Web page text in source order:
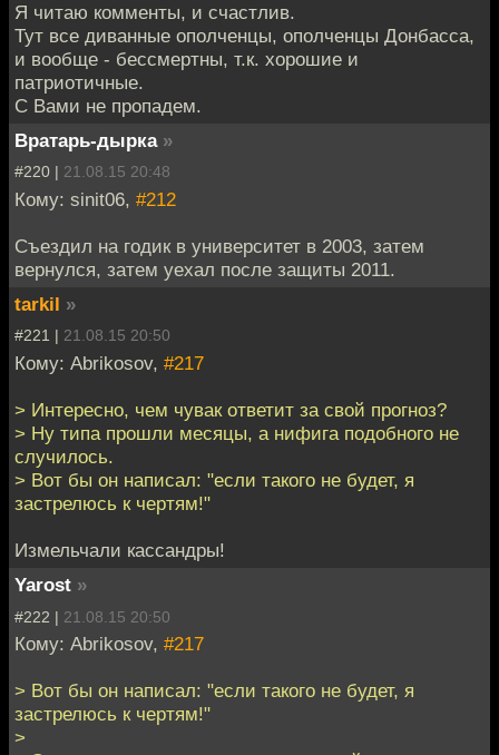
Я читаю комменты, и счастлив.
Тут все диванные ополченцы, ополченцы Донбасса,
и вообще - бессмертны, т.к. хорошие и
патриотичные.
С Вами не пропадем.
Вратарь-дырка »
#220 | 21.08.15 20:48
Кому: sinit06, #212
Съездил на годик в университет в 2003, затем
вернулся, затем уехал после защиты 2011.
tarkil »
#221 | 21.08.15 20:50
Кому: Abrikosov, #217
> Интересно, чем чувак ответит за свой прогноз?
> Ну типа прошли месяцы, а нифига подобного не
случилось.
> Вот бы он написал: "если такого не будет, я
застрелюсь к чертям!"
Измельчали кассандры!
Yarost »
#222 | 21.08.15 20:50
Кому: Abrikosov, #217
> Вот бы он написал: "если такого не будет, я
застрелюсь к чертям!"
>